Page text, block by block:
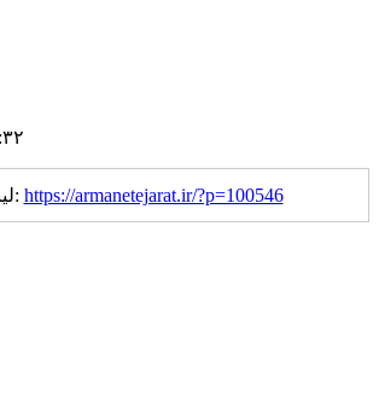
لینک کوتاه: https://armanetejarat.ir/?p=100546